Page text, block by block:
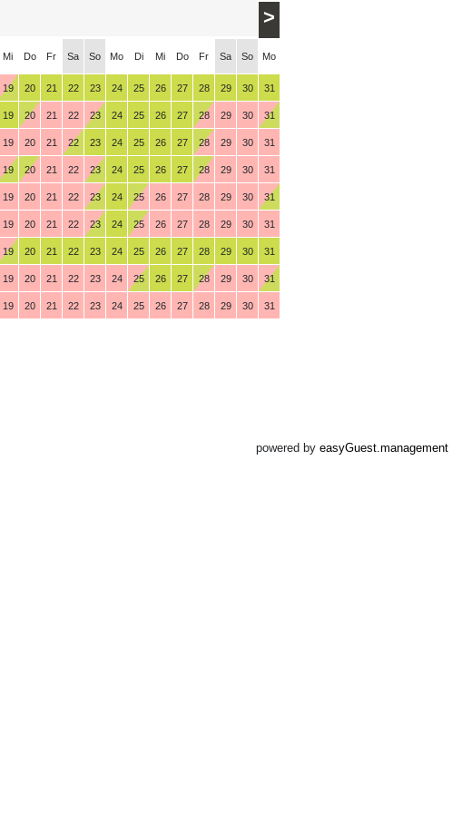
>
Mi Do Fr Sa So Mo Di Mi Do Fr Sa So Mo
19 20 21 22 23 24 25 26 27 28 29 30 31
19 20 21 22 23 24 25 26 27 28 29 30 31
19 20 21 22 23 24 25 26 27 28 29 30 31
19 20 21 22 23 24 25 26 27 28 29 30 31
19 20 21 22 23 24 25 26 27 28 29 30 31
19 20 21 22 23 24 25 26 27 28 29 30 31
19 20 21 22 23 24 25 26 27 28 29 30 31
19 20 21 22 23 24 25 26 27 28 29 30 31
19 20 21 22 23 24 25 26 27 28 29 30 31
powered by easyGuest.management